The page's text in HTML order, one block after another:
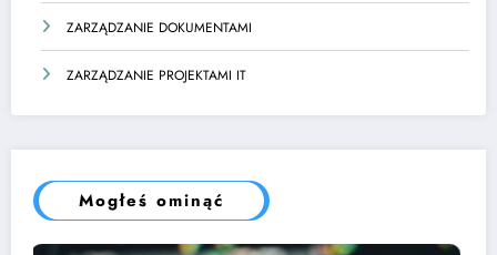
ZARZĄDZANIE DOKUMENTAMI
ZARZĄDZANIE PROJEKTAMI IT
Mogłeś ominąć